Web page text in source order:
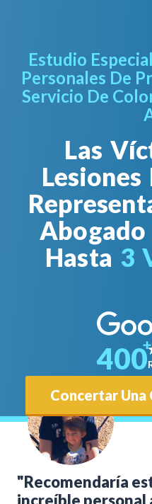
Estudio
Personales De
Servicio De
Las
Lesiones
Abogado
Hasta 3
Concertar
400
"Recomendaría
increíble personal